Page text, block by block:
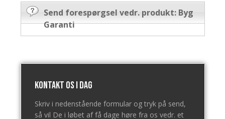
Send forespørgsel vedr. produkt: Byg
Garanti
Kontakt os i dag
Skriv i nedenstående formular og tryk på send,
så vil De i løbet af få dage høre fra os vedr. et